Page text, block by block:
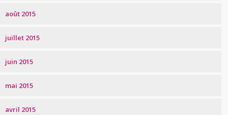
août 2015
juillet 2015
juin 2015
mai 2015
avril 2015